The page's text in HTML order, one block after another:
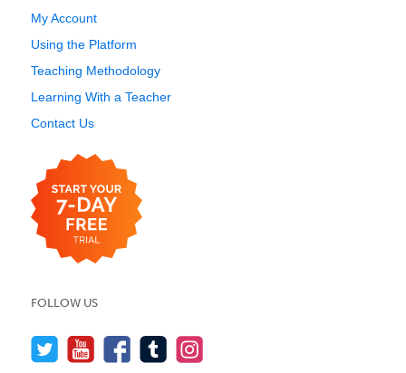
My Account
Using the Platform
Teaching Methodology
Learning With a Teacher
Contact Us
FOLLOW US